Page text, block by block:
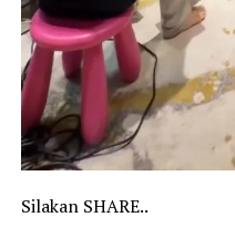
Silakan SHARE..